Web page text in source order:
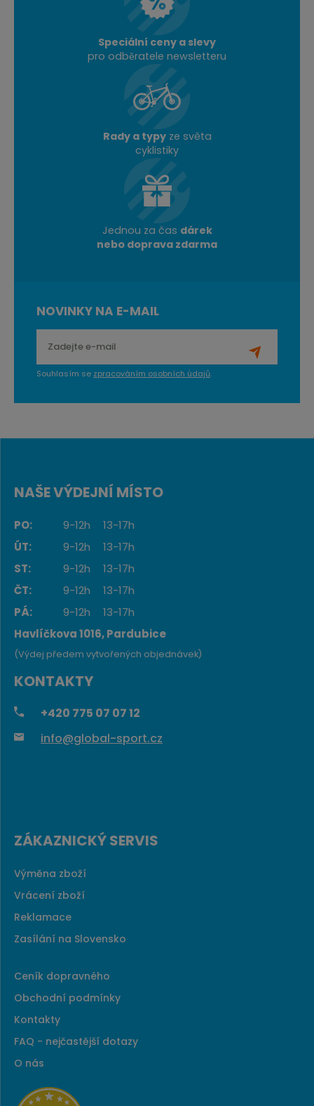
Speciální ceny a slevy
pro odběratele newsletteru
Rady a typyze světa
cyklistiky
Jednou za čas dárek
nebo doprava zdarma
NOVINKY NA E-MAIL
Souhlasím se zpracováním osobních údajů.
NAŠE VÝDEJNÍ MÍSTO
PO: 9-12h
13-17h
ÚT:
9-12h
13-17h
ST:
9-12h
13-17h
ČT:
9-12h
13-17h
PÁ:
9-12h
13-17h
Havlíčkova 1016, Pardubice
KONTAKTY
+420 775 07 07 12
info@global-sport.cz
(Výdej předem vytvořených objednávek)
ZÁKAZNICKÝ SERVIS
Výměna zboží
Vrácení zboží
Reklamace
Zasílání na Slovensko
Ceník dopravného
Obchodní podmínky
Kontakty
FAQ - nejčastější dotazy
O nás